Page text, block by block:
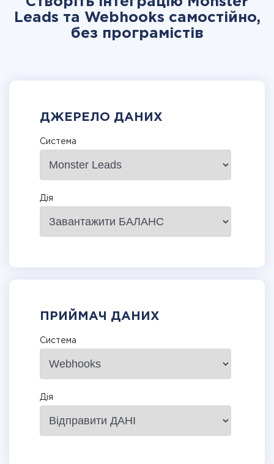
Leads та Webhooks самостійно,
без програмістів
ДЖЕРЕЛО ДАНИХ
Система
Дія
ПРИЙМАЧ ДАНИХ
Система
Дія